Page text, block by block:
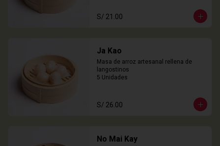
S/ 21.00
Ja Kao
Masa de arroz artesanal rellena de
langostinos
5 Unidades
S/ 26.00
No Mai Kay